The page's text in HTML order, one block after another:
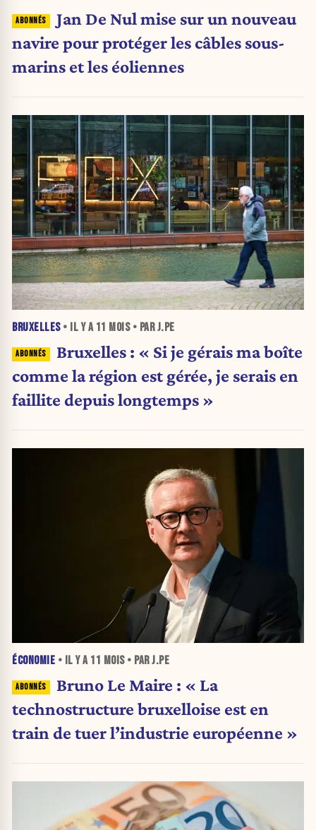
Jan De Nul mise sur un nouveau
navire pour protéger les câbles sous-
marins et les éoliennes
BRUXELLES• IL Y A 11 MOIS• PAR J.PE
Bruxelles : « Si je gérais ma boîte
comme la région est gérée, je serais en
faillite depuis longtemps »
ÉCONOMIE • IL Y A 11 MOIS• PAR J.PE
Bruno Le Maire : « La
technostructure bruxelloise est en
train de tuer l’industrie européenne »